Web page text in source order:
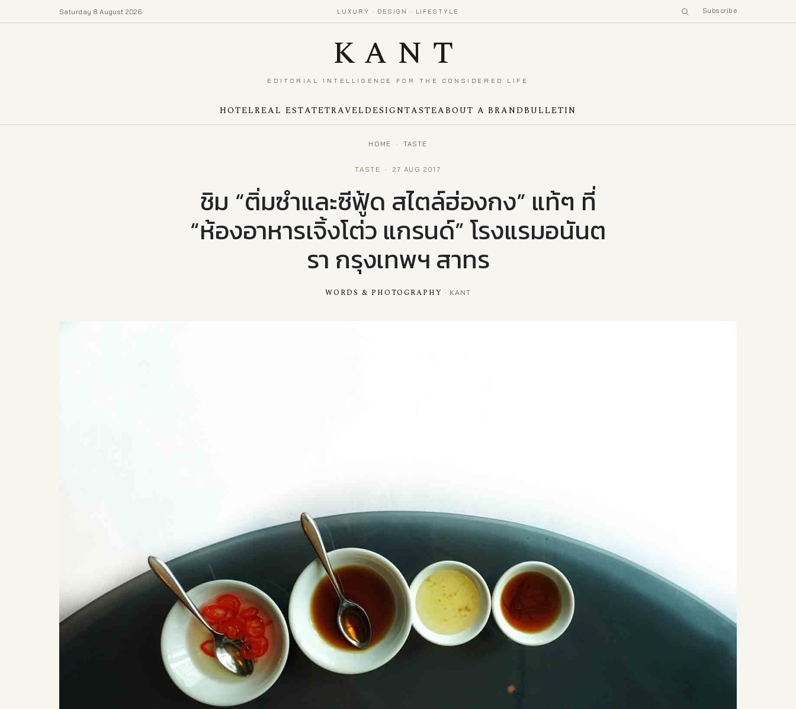
Saturday 8 August 2026 LUXURY · DESIGN · LIFESTYLE Subscribe
KANT
EDITORIAL INTELLIGENCE FOR THE CONSIDERED LIFE
HOTELREAL ESTATETRAVELDESIGNTASTEABOUT A BRANDBULLETIN
HOME ·TASTE
TASTE · 27 AUG 2017
ชิม “ติ่มซำและซีฟู้ด สไตล์ฮ่องกง” แท้ๆ ที่
“ห้องอาหารเจิ้งโต่ว แกรนด์” โรงแรมอนันต
รา กรุงเทพฯ สาทร
WORDS & PHOTOGRAPHY · KANT